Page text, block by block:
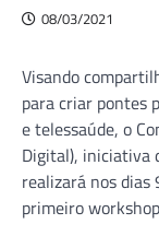
08/03/2021
Visando
para criar pontes
e telessaúde, o
Digital), iniciativa
realizará nos dias
primeiro